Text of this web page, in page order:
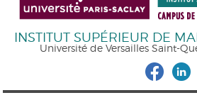
INSTITUT SUPÉRIEUR DE
Université de Versailles Saint-